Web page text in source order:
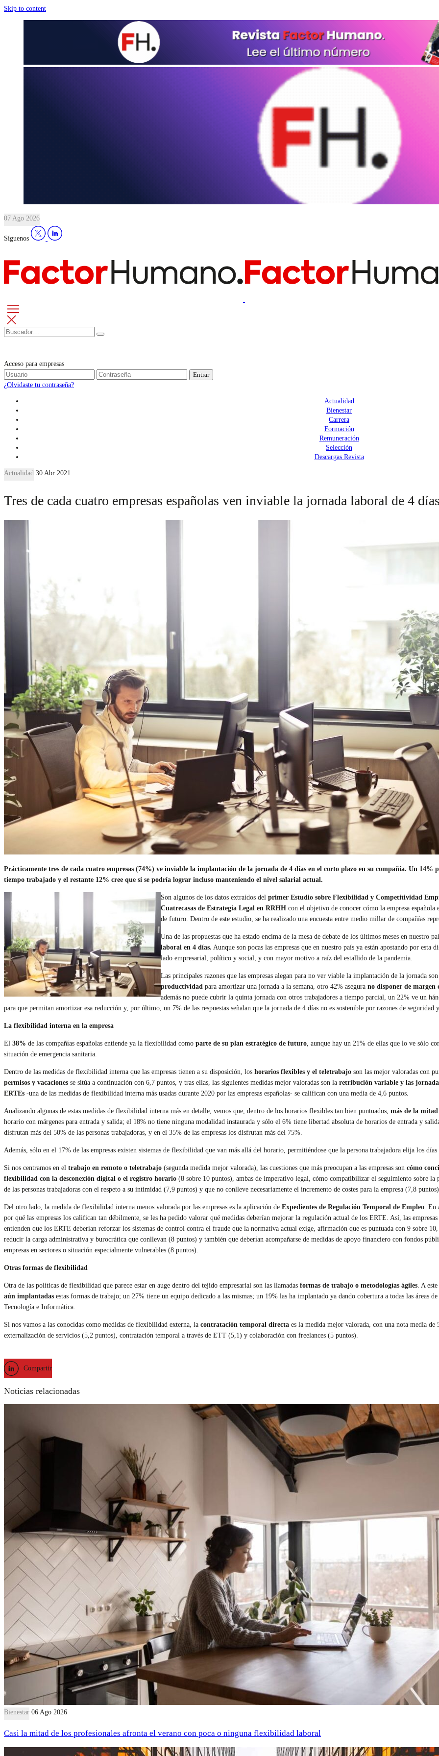
Skip to content
07 Ago 2026
Síguenos
Acceso para empresas
Entrar
¿Olvidaste tu contraseña?
Actualidad
Bienestar
Carrera
Formación
Remuneración
Selección
Descargas Revista
Actualidad 30 Abr 2021
Tres de cada cuatro empresas españolas ven inviable la jornada laboral de 4
Prácticamente tres de cada cuatro empresas (74%) ve inviable la implantación de la jornada de 4 días en el corto plazo en su compañía. Un 14%
tiempo trabajado y el restante 12% cree que sí se podría lograr incluso manteniendo el nivel salarial actual.
Son algunos de los datos extraídos del primer Estudio sobre Flexibilidad y Competitividad
Cuatrecasas de Estrategia Legal en RRHH con el objetivo de conocer cómo la empresa
de futuro. Dentro de este estudio, se ha realizado una encuesta entre medio millar de compañías
Una de las propuestas que ha estado encima de la mesa de debate de los últimos meses en nuestro
laboral en 4 días. Aunque son pocas las empresas que en nuestro país ya están apostando por
lado empresarial, político y social, y con mayor motivo a raíz del estallido de la pandemia.
Las principales razones que las empresas alegan para no ver viable la implantación de la jornada
productividad para amortizar una jornada a la semana, otro 42% asegura no disponer de margen
además no puede cubrir la quinta jornada con otros trabajadores a tiempo parcial, un 22% ve un
para que permitan amortizar esa reducción y, por último, un 7% de las respuestas señalan que la jornada de 4 días no es sostenible por razones de seguridad
La flexibilidad interna en la empresa
El 38% de las compañías españolas entiende ya la flexibilidad como parte de su plan estratégico de futuro , aunque hay un 21% de ellas que lo ve sólo
situación de emergencia sanitaria.
Dentro de las medidas de flexibilidad interna que las empresas tienen a su disposición, los horarios flexibles y el teletrabajo son las mejor valoradas con
permisos y vacaciones se sitúa a continuación con 6,7 puntos, y tras ellas, las siguientes medidas mejor valoradas son la retribución variable y las
ERTEs -una de las medidas de flexibilidad interna más usadas durante 2020 por las empresas españolas- se califican con una media de 4,6 puntos.
Analizando algunas de estas medidas de flexibilidad interna más en detalle, vemos que, dentro de los horarios flexibles tan bien puntuados, más de la
horario con márgenes para entrada y salida; el 18% no tiene ninguna modalidad instaurada y sólo el 6% tiene libertad absoluta de horarios de entrada y
disfrutan más del 50% de las personas trabajadoras, y en el 35% de las empresas los disfrutan más del 75%.
Además, sólo en el 17% de las empresas existen sistemas de flexibilidad que van más allá del horario, permitiéndose que la persona trabajadora elija los días
Si nos centramos en el trabajo en remoto o teletrabajo (segunda medida mejor valorada), las cuestiones que más preocupan a las empresas son cómo
flexibilidad con la desconexión digital o el registro horario (8 sobre 10 puntos), ambas de imperativo legal, cómo compatibilizar el seguimiento sobre la
de las personas trabajadoras con el respeto a su intimidad (7,9 puntos) y que no conlleve necesariamente el incremento de costes para la empresa (7,8
Del otro lado, la medida de flexibilidad interna menos valorada por las empresas es la aplicación de Expedientes de Regulación Temporal de Empleo .
por qué las empresas los califican tan débilmente, se les ha pedido valorar qué medidas deberían mejorar la regulación actual de los ERTE. Así, las empresas
entienden que los ERTE deberían reforzar los sistemas de control contra el fraude que la normativa actual exige, afirmación que es puntuada con 9 sobre 10,
reducir la carga administrativa y burocrática que conllevan (8 puntos) y también que deberían acompañarse de medidas de apoyo financiero con fondos
empresas en sectores o situación especialmente vulnerables (8 puntos).
Otras formas de flexibilidad
Otra de las políticas de flexibilidad que parece estar en auge dentro del tejido empresarial son las llamadas formas de trabajo o metodologías ágiles . A
aún implantadas estas formas de trabajo; un 27% tiene un equipo dedicado a las mismas; un 19% las ha implantado ya dando cobertura a todas las áreas
Tecnología e Informática.
Si nos vamos a las conocidas como medidas de flexibilidad externa, la contratación temporal directa es la medida mejor valorada, con una nota media
externalización de servicios (5,2 puntos), contratación temporal a través de ETT (5,1) y colaboración con freelances (5 puntos).
Compartir
Noticias relacionadas
Bienestar 06 Ago 2026
Casi la mitad de los profesionales afronta el verano con poca o ninguna flexibilidad laboral